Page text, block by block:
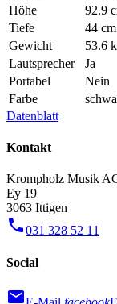
Höhe
92.9
Tiefe
44 cm
Gewicht
53.6
Lautsprecher
Ja
Portabel
Nein
Farbe
Datenblatt
Kontakt
Krompholz Musik
Ey 19
3063 Ittigen
phone031 328 52 11
Social
mail